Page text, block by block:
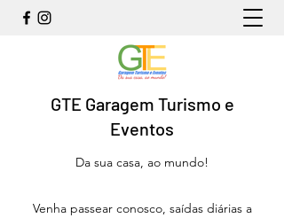
GTE Garagem Turismo e
Eventos
Da sua casa, ao mundo!
Venha passear conosco, saídas diárias a